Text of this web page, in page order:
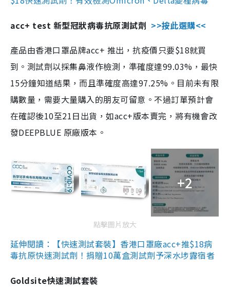
acc+ test 新型冠狀病毒抗原測試劑 >>按此選購<<
產品由香港口罩品牌acc+ 推出，抗疫價只要$18就買
到。測試劑以採集鼻液作檢測，準確度達99.03%，最快
15分鐘知道結果，而且準確度高達97.25%。目前未有限
購數量，需要大量購入的朋友可留意。不過訂單預計會
在確認後10至21日出貨，如acc+版本賣完，將有機會改
發DEEPBLUE 原廠版本。
+2
點擊圖片放大
延伸閱讀：【快速測試套裝】香港口罩廠acc+推$18病
毒抗原快速測試劑！捐贈10萬盒測試劑予深水埗露宿者
Goldsite快速測試套裝